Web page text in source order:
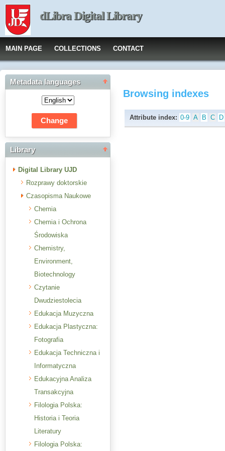
dLibra Digital Library
MAIN PAGE COLLECTIONS CONTACT
Metadata languages
Library
Digital Library UJD
Rozprawy doktorskie
Czasopisma Naukowe
Chemia
Chemia i Ochrona
Środowiska
Chemistry,
Environment,
Biotechnology
Czytanie
Dwudziestolecia
Edukacja Muzyczna
Edukacja Plastyczna:
Fotografia
Edukacja Techniczna i
Informatyczna
Edukacyjna Analiza
Transakcyjna
Filologia Polska:
Historia i Teoria
Literatury
Filologia Polska:
Browsing indexes
Attribute index: 0-9 A B C D